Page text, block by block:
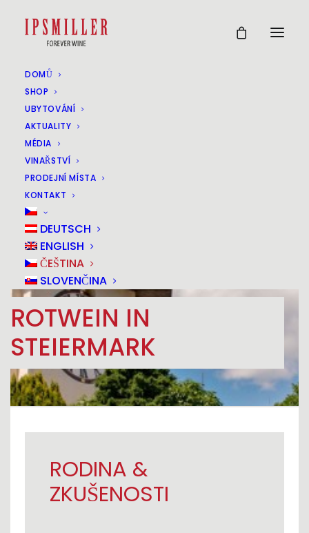
DOMŮ
SHOP
UBYTOVÁNÍ
AKTUALITY
MÉDIA
VINAŘSTVÍ
PRODEJNÍ MÍSTA
KONTAKT
DEUTSCH
ENGLISH
ČEŠTINA
SLOVENČINA
ROTWEIN IN
STEIERMARK
RODINA &
ZKUŠENOSTI